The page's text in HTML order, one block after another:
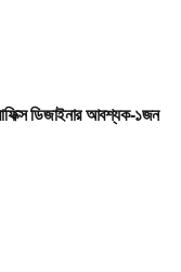
ডিজাইনার আবশ্যক-১জন